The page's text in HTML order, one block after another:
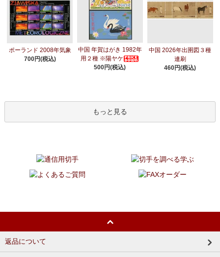
ポーランド 2008年気象
700円(税込)
中国 年賀はがき 1982年
用２種 ※陽ヤケ
500円(税込)
中国 2026年出圉図３種
連刷
460円(税込)
もっと見る
返品について